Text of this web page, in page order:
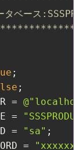
ース
=
=
= "sa"
=